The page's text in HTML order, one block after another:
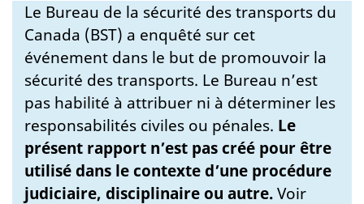
Le Bureau de la sécurité des transports du
Canada (BST) a enquêté sur cet
événement dans le but de promouvoir la
sécurité des transports. Le Bureau n’est
pas habilité à attribuer ni à déterminer les
responsabilités civiles ou pénales. Le
présent rapport n’est pas créé pour être
utilisé dans le contexte d’une procédure
judiciaire, disciplinaire ou autre.Voir